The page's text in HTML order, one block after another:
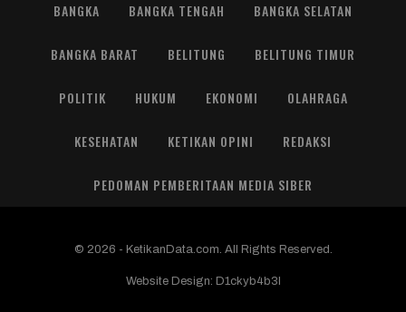
BANGKA BANGKA TENGAH BANGKA SELATAN
BANGKA BARAT BELITUNG BELITUNG TIMUR
POLITIK HUKUM EKONOMI OLAHRAGA
KESEHATAN KETIKAN OPINI REDAKSI
PEDOMAN PEMBERITAAN MEDIA SIBER
© 2026 - KetikanData.com. All Rights Reserved.
Website Design: D1ckyb4b3l